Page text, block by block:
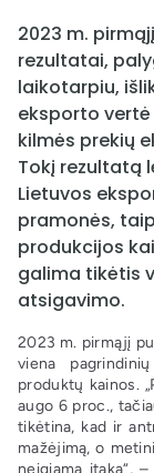
2023 m.
rezultatai,
laikotarpiu,
eksporto vertė
kilmės prekių
Tokį rezultatą
Lietuvos
pramonės,
produkcijos
galima tikėtis
atsigavimo.
2023 m. pirmąjį
viena
produktų kainos.
augo 6 proc.,
tikėtina, kad ir
mažėjimą, o
neigiamą įtaką“,